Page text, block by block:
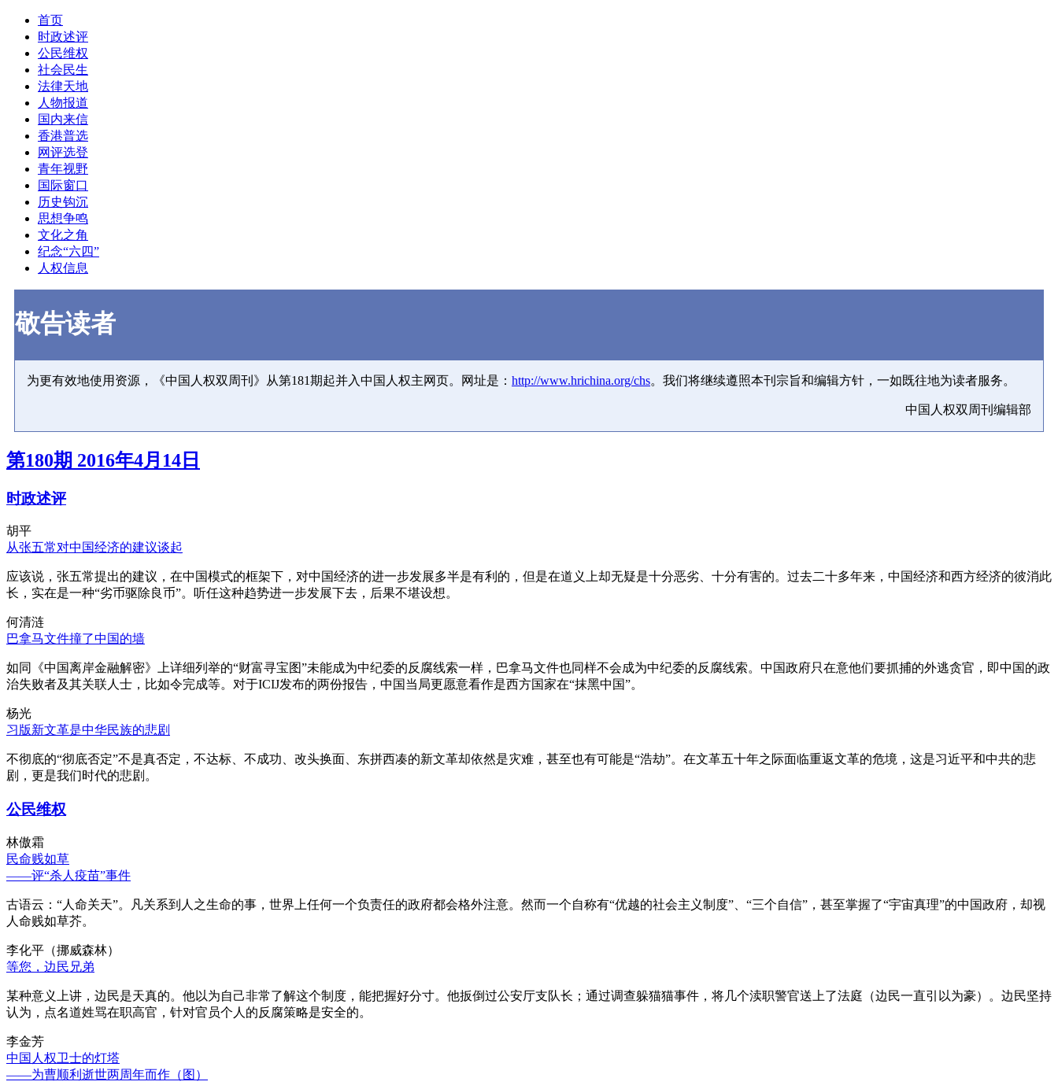
首页
时政述评
公民维权
社会民生
法律天地
人物报道
国内来信
香港普选
网评选登
青年视野
国际窗口
历史钩沉
思想争鸣
文化之角
纪念“六四”
人权信息
敬告读者
为更有效地使用资源，《中国人权双周刊》从第181期起并入中国人权主网页。网址是： http://www.hrichina.org/chs。我们将继续遵照本刊宗旨和编辑方针，一如既往地为读者服务。
中国人权双周刊编辑部
第180期 2016年4月14日
时政述评
胡平
从张五常对中国经济的建议谈起
应该说，张五常提出的建议，在中国模式的框架下，对中国经济的进一步发展多半是有利的，但是在道义上却无疑是十分恶劣、十分有害的。过去二十多年来，中国经济和西方经济的彼消此
长，实在是一种“劣币驱除良币”。听任这种趋势进一步发展下去，后果不堪设想。
何清涟
巴拿马文件撞了中国的墙
如同《中国离岸金融解密》上详细列举的“财富寻宝图”未能成为中纪委的反腐线索一样，巴拿马文件也同样不会成为中纪委的反腐线索。中国政府只在意他们要抓捕的外逃贪官，即中国的政
治失败者及其关联人士，比如令完成等。对于ICIJ发布的两份报告，中国当局更愿意看作是西方国家在“抹黑中国”。
杨光
习版新文革是中华民族的悲剧
不彻底的“彻底否定”不是真否定，不达标、不成功、改头换面、东拼西凑的新文革却依然是灾难，甚至也有可能是“浩劫”。在文革五十年之际面临重返文革的危境，这是习近平和中共的悲
剧，更是我们时代的悲剧。
公民维权
林傲霜
民命贱如草
——评“杀人疫苗”事件
古语云：“人命关天”。凡关系到人之生命的事，世界上任何一个负责任的政府都会格外注意。然而一个自称有“优越的社会主义制度”、“三个自信”，甚至掌握了“宇宙真理”的中国政府，却视
人命贱如草芥。
李化平（挪威森林）
等您，边民兄弟
某种意义上讲，边民是天真的。他以为自己非常了解这个制度，能把握好分寸。他扳倒过公安厅支队长；通过调查躲猫猫事件，将几个渎职警官送上了法庭（边民一直引以为豪）。边民坚持
认为，点名道姓骂在职高官，针对官员个人的反腐策略是安全的。
李金芳
中国人权卫士的灯塔
——为曹顺利逝世两周年而作（图）